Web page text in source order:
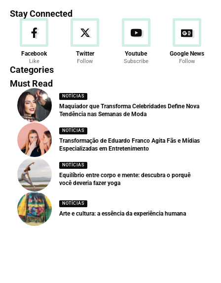
Stay Connected
Facebook
Like
Twitter
Follow
Youtube
Subscribe
Google News
Follow
Categories
Must Read
NOTÍCIAS
Maquiador que Transforma Celebridades Define Nova
Tendência nas Semanas de Moda
NOTÍCIAS
Transformação de Eduardo Franco Agita Fãs e Mídias
Especializadas em Entretenimento
NOTÍCIAS
Equilíbrio entre corpo e mente: descubra o porquê
você deveria fazer yoga
NOTÍCIAS
Arte e cultura: a essência da experiência humana